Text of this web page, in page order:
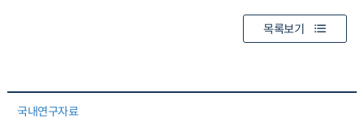
목록보기
국내연구자료